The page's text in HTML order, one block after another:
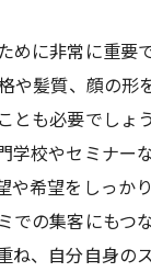
に非常に重
髪質、顔の
も必要でし
校やセミナ
希望をしっか
の集客にも
、自分自身の